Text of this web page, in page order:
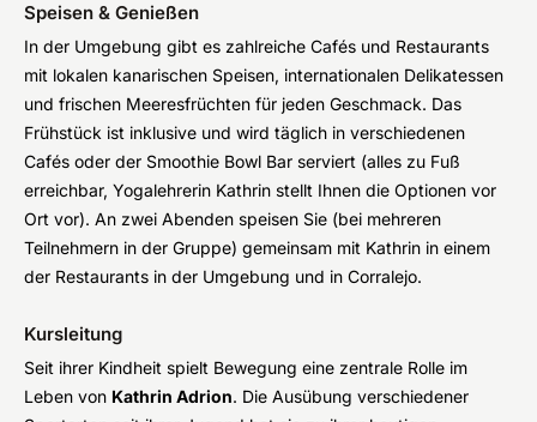
Speisen & Genießen
In der Umgebung gibt es zahlreiche Cafés und Restaurants
mit lokalen kanarischen Speisen, internationalen Delikatessen
und frischen Meeresfrüchten für jeden Geschmack. Das
Frühstück ist inklusive und wird täglich in verschiedenen
Cafés oder der Smoothie Bowl Bar serviert (alles zu Fuß
erreichbar, Yogalehrerin Kathrin stellt Ihnen die Optionen vor
Ort vor). An zwei Abenden speisen Sie (bei mehreren
Teilnehmern in der Gruppe) gemeinsam mit Kathrin in einem
der Restaurants in der Umgebung und in Corralejo.
Kursleitung
Seit ihrer Kindheit spielt Bewegung eine zentrale Rolle im
Leben von Kathrin Adrion. Die Ausübung verschiedener